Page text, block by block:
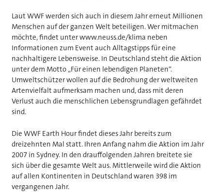
Laut WWF werden sich auch in diesem Jahr erneut Millionen
Menschen auf der ganzen Welt beteiligen. Wer mitmachen
möchte, findet unter www.neuss.de/klima neben
Informationen zum Event auch Alltagstipps für eine
nachhaltigere Lebensweise. In Deutschland steht die Aktion
unter dem Motto „Für einen lebendigen Planeten“.
Umweltschützer wollen auf die Bedrohung der weltweiten
Artenvielfalt aufmerksam machen und, dass mit deren
Verlust auch die menschlichen Lebensgrundlagen gefährdet
sind.
Die WWF Earth Hour findet dieses Jahr bereits zum
dreizehnten Mal statt. Ihren Anfang nahm die Aktion im Jahr
2007 in Sydney. In den drauffolgenden Jahren breitete sie
sich über die gesamte Welt aus. Mittlerweile wird die Aktion
auf allen Kontinenten in Deutschland waren 398 im
vergangenen Jahr.